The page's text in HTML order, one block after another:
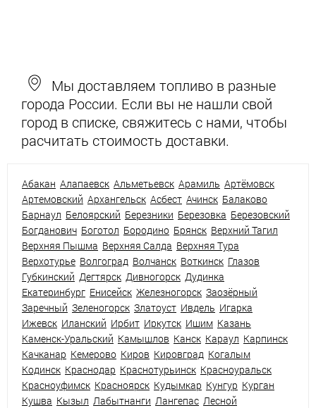
Мы доставляем топливо в разные
города России. Если вы не нашли свой
город в списке, свяжитесь с нами, чтобы
расчитать стоимость доставки.
Абакан Алапаевск Альметьевск Арамиль Артёмовск
Артемовский Архангельск Асбест Ачинск Балаково
Барнаул Белоярский Березники Березовка Березовский
Богданович Боготол Бородино Брянск Верхний Тагил
Верхняя Пышма Верхняя Салда Верхняя Тура
Верхотурье Волгоград Волчанск Воткинск Глазов
Губкинский Дегтярск Дивногорск Дудинка
Екатеринбург Енисейск Железногорск Заозёрный
Заречный Зеленогорск Златоуст Ивдель Игарка
Ижевск Иланский Ирбит Иркутск Ишим Казань
Каменск-Уральский Камышлов Канск Караул Карпинск
Качканар Кемерово Киров Кировград Когалым
Кодинск Краснодар Краснотурьинск Красноуральск
Красноуфимск Красноярск Кудымкар Кунгур Курган
Кушва Кызыл Лабытнанги Лангепас Лесной